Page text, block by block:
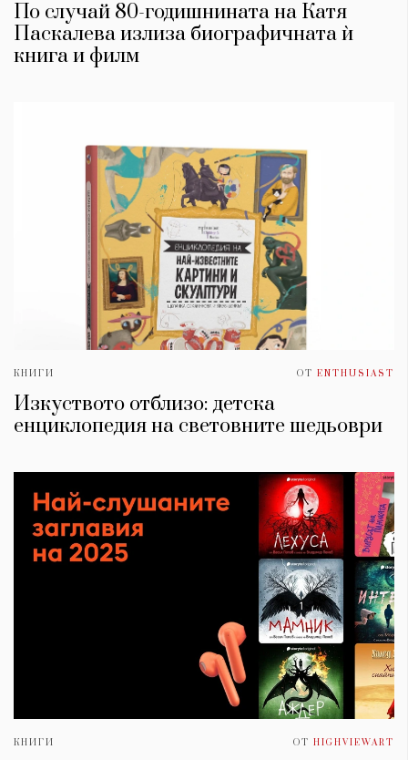
По случай 80-годишнината на Катя
Паскалева излиза биографичната ѝ
книга и филм
КНИГИ ОТ ENTHUSIAST
Изкуството отблизо: детска
енциклопедия на световните шедьоври
КНИГИ ОТ HIGHVIEWART